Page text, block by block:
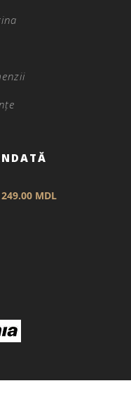
249.00 MDL